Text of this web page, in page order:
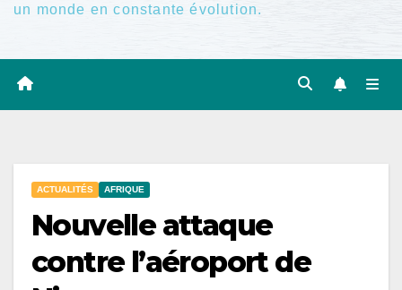
un monde en constante évolution.
ACTUALITÉS AFRIQUE
Nouvelle attaque
contre l’aéroport de